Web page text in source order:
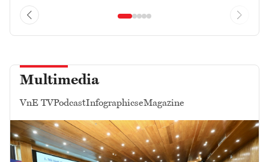
Multimedia
VnE TVPodcastInfographicseMagazine